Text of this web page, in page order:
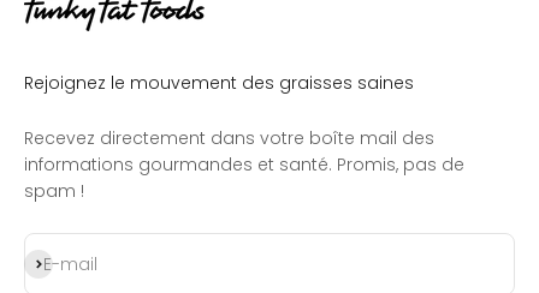
Rejoignez le mouvement des graisses saines
Recevez directement dans votre boîte mail des
informations gourmandes et santé. Promis, pas de
spam !
E-mail
S'inscrire